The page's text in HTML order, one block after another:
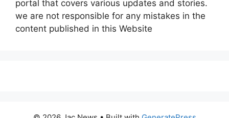
portal that covers various updates and stories.
we are not responsible for any mistakes in the
content published in this Website